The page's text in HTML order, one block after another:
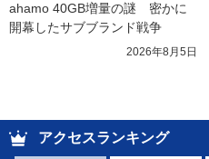
ahamo 40GB増量の謎　密かに
開幕したサブブランド戦争
2026年8月5日
アクセスランキング